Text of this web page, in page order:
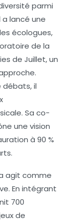
parmi
a lancé une
écologues,
de la
de Juillet, un
il
Sa co-
une vision
à 90 %
agit comme
En intégrant
700
de